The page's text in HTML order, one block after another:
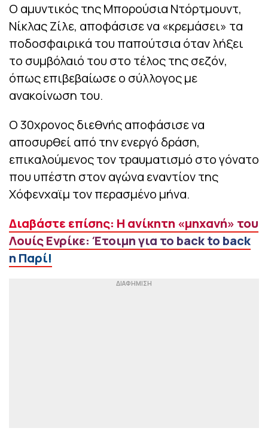
Ο αμυντικός της Μπορούσια Ντόρτμουντ,
Νίκλας Ζίλε, αποφάσισε να «κρεμάσει» τα
ποδοσφαιρικά του παπούτσια όταν λήξει
το συμβόλαιό του στο τέλος της σεζόν,
όπως επιβεβαίωσε ο σύλλογος με
ανακοίνωση του.
Ο 30χρονος διεθνής αποφάσισε να
αποσυρθεί από την ενεργό δράση,
επικαλούμενος τον τραυματισμό στο γόνατο
που υπέστη στον αγώνα εναντίον της
Χόφενχαϊμ τον περασμένο μήνα.
Διαβάστε επίσης: Η ανίκητη «μηχανή» του
Λουίς Ενρίκε: Έτοιμη για το back to back
η Παρί!